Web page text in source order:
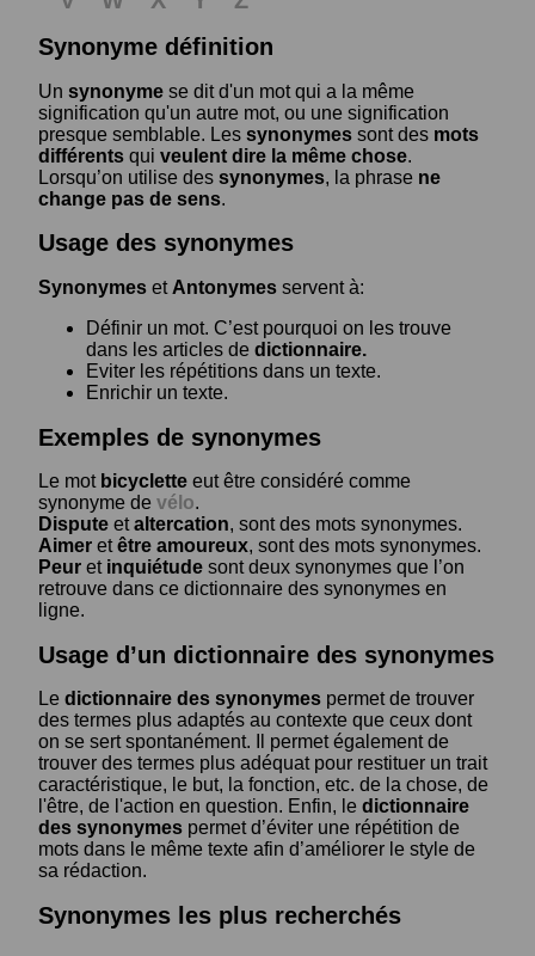
Synonyme définition
Un synonyme se dit d'un mot qui a la même
signification qu'un autre mot, ou une signification
presque semblable. Les synonymes sont des mots
différents qui veulent dire la même chose.
Lorsqu’on utilise des synonymes, la phrase ne
change pas de sens.
Usage des synonymes
Synonymes et Antonymes servent à:
Définir un mot. C’est pourquoi on les trouve
dans les articles de dictionnaire.
Eviter les répétitions dans un texte.
Enrichir un texte.
Exemples de synonymes
Le mot bicyclette eut être considéré comme
synonyme de vélo.
Dispute etaltercation, sont des mots synonymes.
Aimer etêtre amoureux, sont des mots synonymes.
Peur et inquiétude sont deux synonymes que l’on
retrouve dans ce dictionnaire des synonymes en
ligne.
Usage d’un dictionnaire des synonymes
Le dictionnaire des synonymes permet de trouver
des termes plus adaptés au contexte que ceux dont
on se sert spontanément. Il permet également de
trouver des termes plus adéquat pour restituer un trait
caractéristique, le but, la fonction, etc. de la chose, de
l'être, de l'action en question. Enfin, le dictionnaire
des synonymes permet d’éviter une répétition de
mots dans le même texte afin d’améliorer le style de
sa rédaction.
Synonymes les plus recherchés